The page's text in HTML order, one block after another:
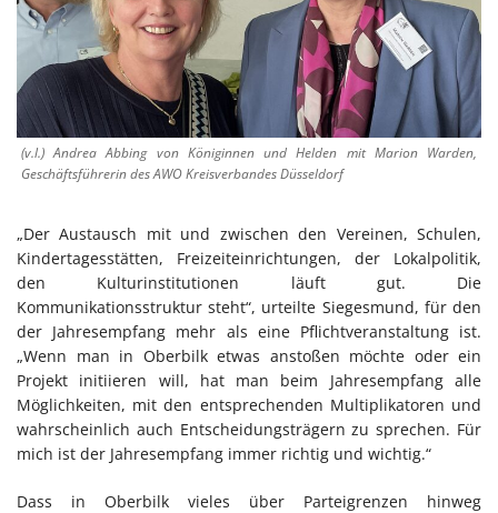
(v.l.) Andrea Abbing von Königinnen und Helden mit Marion Warden,
Geschäftsführerin des AWO Kreisverbandes Düsseldorf
„Der Austausch mit und zwischen den Vereinen, Schulen,
Kindertagesstätten, Freizeiteinrichtungen, der Lokalpolitik,
den Kulturinstitutionen läuft gut. Die
Kommunikationsstruktur steht“, urteilte Siegesmund, für den
der Jahresempfang mehr als eine Pflichtveranstaltung ist.
„Wenn man in Oberbilk etwas anstoßen möchte oder ein
Projekt initiieren will, hat man beim Jahresempfang alle
Möglichkeiten, mit den entsprechenden Multiplikatoren und
wahrscheinlich auch Entscheidungsträgern zu sprechen. Für
mich ist der Jahresempfang immer richtig und wichtig.“
Dass in Oberbilk vieles über Parteigrenzen hinweg